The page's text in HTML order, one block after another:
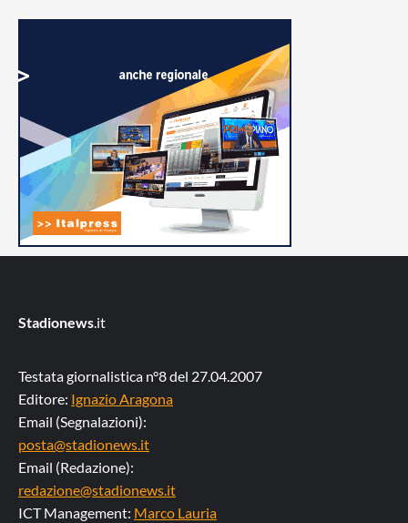
Stadionews.it
Testata giornalistica n°8 del 27.04.2007
Editore: Ignazio Aragona
Email (Segnalazioni):
posta@stadionews.it
Email (Redazione):
redazione@stadionews.it
ICT Management: Marco Lauria